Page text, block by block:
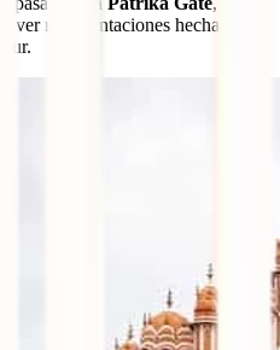
ver representaciones hechas a